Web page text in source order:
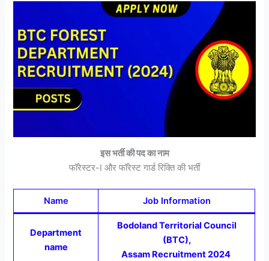
इस भर्ती की पद का नाम
फॉरेस्टर-I और फॉरेस्ट गार्ड रिक्ति की भर्ती
Name Job Information
Department
name
Bodoland Territorial Council
(BTC),
Assam Recruitment 2024